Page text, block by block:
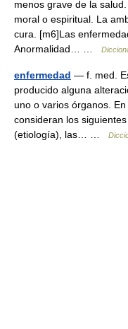
menos grave de la
moral o espiritual. La
cura. [m6]Las
Anormalidad… …
enfermedad — f. med.
producido alguna
uno o varios órganos.
consideran los
(etiología), las… …